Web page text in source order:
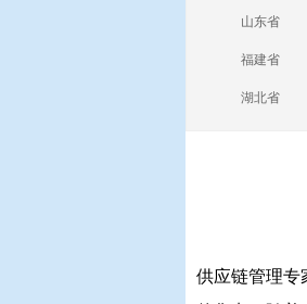
山东省
福建省
湖北省
供应链管理专